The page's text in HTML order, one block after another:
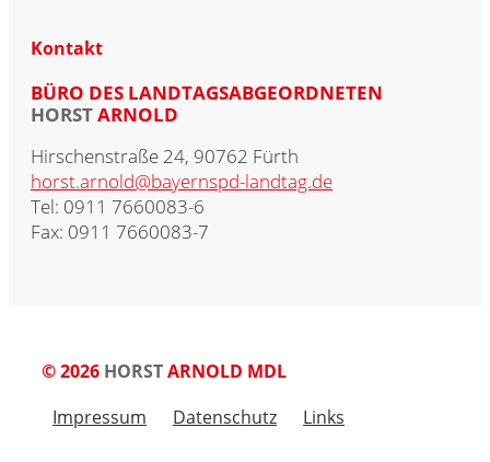
Kontakt
BÜRO DES LANDTAGSABGEORDNETEN
HORSTARNOLD
Hirschenstraße 24, 90762 Fürth
horst.arnold@bayernspd-landtag.de
Tel: 0911 7660083-6
Fax: 0911 7660083-7
© 2026 HORSTARNOLD MDL
Impressum
Datenschutz Links